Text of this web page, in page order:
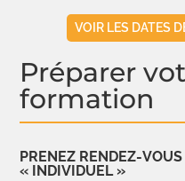
VOIR LES DATES
Préparer
formation
PRENEZ RENDEZ-
« INDIVIDUEL »